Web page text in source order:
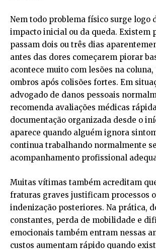
Nem todo problema físico surge logo
impacto inicial ou da queda. Existem
passam dois ou três dias
antes das dores começarem piorar
acontece muito com lesões na coluna,
ombros após colisões fortes. Em
advogado de danos pessoais
recomenda avaliações médicas
documentação organizada desde o
aparece quando alguém ignora
continua trabalhando normalmente
acompanhamento profissional
Muitas vítimas também acreditam
fraturas graves justificam processos
indenização posteriores. Na prática,
constantes, perda de mobilidade e
emocionais também entram nessas
custos aumentam rápido quando